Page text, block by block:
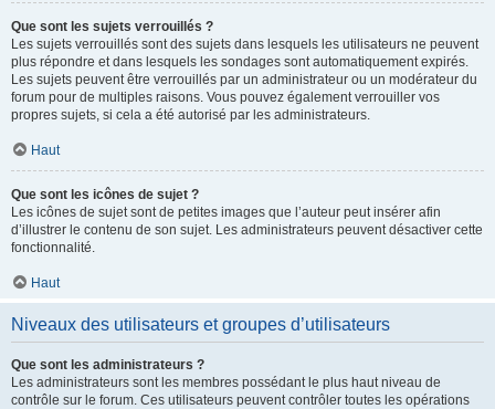
Que sont les sujets verrouillés ?
Les sujets verrouillés sont des sujets dans lesquels les utilisateurs ne peuvent
plus répondre et dans lesquels les sondages sont automatiquement expirés.
Les sujets peuvent être verrouillés par un administrateur ou un modérateur du
forum pour de multiples raisons. Vous pouvez également verrouiller vos
propres sujets, si cela a été autorisé par les administrateurs.
Haut
Que sont les icônes de sujet ?
Les icônes de sujet sont de petites images que l’auteur peut insérer afin
d’illustrer le contenu de son sujet. Les administrateurs peuvent désactiver cette
fonctionnalité.
Haut
Niveaux des utilisateurs et groupes d’utilisateurs
Que sont les administrateurs ?
Les administrateurs sont les membres possédant le plus haut niveau de
contrôle sur le forum. Ces utilisateurs peuvent contrôler toutes les opérations